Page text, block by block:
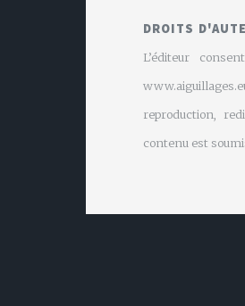
DROITS
L’éditeur
reproduction,
contenu est